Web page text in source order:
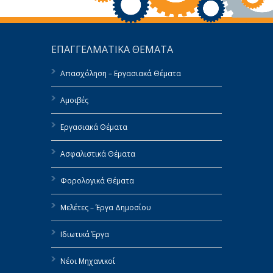
ΕΠΑΓΓΕΛΜΑΤΙΚΑ ΘΕΜΑΤΑ
Απασχόληση – Εργασιακά Θέματα
Αμοιβές
Εργασιακά Θέματα
Ασφαλιστικά Θέματα
Φορολογικά Θέματα
Μελέτες – Έργα Δημοσίου
Ιδιωτικά Έργα
Νέοι Μηχανικοί